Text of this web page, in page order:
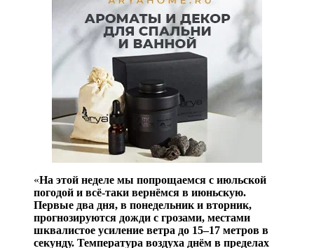
«На этой неделе мы попрощаемся с июльской
погодой и всё-таки вернёмся в июньскую.
Первые два дня, в понедельник и вторник,
прогнозируются дожди с грозами, местами
шквалистое усиление ветра до 15–17 метров в
секунду. Температура воздуха днём в пределах